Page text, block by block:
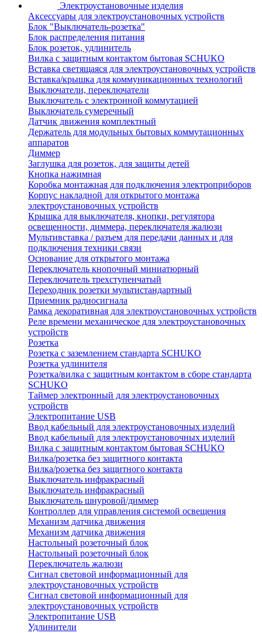
Электроустановочные изделия
Аксессуары для электроустановочных устройств
Блок "Выключатель-розетка"
Блок распределения питания
Блок розеток, удлинитель
Вилка с защитным контактом бытовая SCHUKO
Вставка светящаяся для электроустановочных устройств
Вставка/крышка для коммуникационных технологий
Выключатели, переключатели
Выключатель с электронной коммутацией
Выключатель сумеречный
Датчик движения комплектный
Держатель для модульных бытовых коммутационных
аппаратов
Диммер
Заглушка для розеток, для защиты детей
Кнопка нажимная
Коробка монтажная для подключения электроприборов
Корпус накладной для открытого монтажа
электроустановочных устройств
Крышка для выключателя, кнопки, регулятора
освещенности, диммера, переключателя жалюзи
Мультивставка / разъем для передачи данных и для
подключения техники связи
Основание для открытого монтажа
Переключатель кнопочный миниатюрный
Переключатель трехступенчатый
Переходник розетки мультистандартный
Приемник радиосигнала
Рамка декоративная для электроустановочных устройств
Реле времени механическое для электроустановочных
устройств
Розетка
Розетка с заземлением стандарта SCHUKO
Розетка удлинителя
Розетка/вилка с защитным контактом в сборе стандарта
SCHUKO
Таймер электронный для электроустановочных
устройств
Электропитание USB
Ввод кабельный для электроустановочных изделий
Ввод кабельный для электроустановочных изделий
Вилка с защитным контактом бытовая SCHUKO
Вилка/розетка без защитного контакта
Вилка/розетка без защитного контакта
Выключатель инфракрасный
Выключатель инфракрасный
Выключатель шнуровой/диммер
Контроллер для управления системой освещения
Механизм датчика движения
Механизм датчика движения
Настольный розеточный блок
Настольный розеточный блок
Переключатель жалюзи
Сигнал световой информационный для
электроустановочных устройств
Сигнал световой информационный для
электроустановочных устройств
Электропитание USB
Удлинители